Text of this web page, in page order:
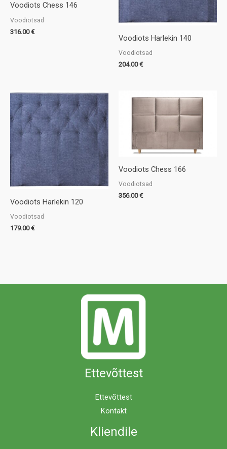
Voodiots Chess 146
Voodiotsad
316.00€
Voodiots Harlekin 140
Voodiotsad
204.00€
Voodiots Harlekin 120
Voodiotsad
179.00€
Voodiots Chess 166
Voodiotsad
356.00€
Ettevõttest
Ettevõttest
Kontakt
Kliendile